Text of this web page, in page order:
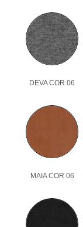
DEVA COR 06
MAIA COR 06